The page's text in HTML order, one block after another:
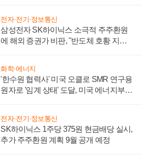
전자·전기·정보통신
삼성전자 SK하이닉스 소극적 주주환원
에 해외 증권가 비판, "반도체 호황 지속
화학·에너지
'한수원 협력사' 미국 오클로 SMR 연구용
원자로 '임계 상태' 도달, 미국 에너지부
전자·전기·정보통신
SK하이닉스 1주당 375원 현금배당 실시,
추가 주주환원 계획 9월 공개 예정